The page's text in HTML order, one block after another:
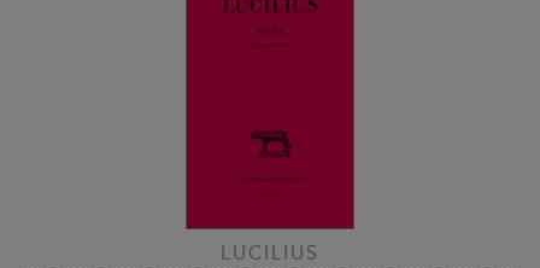
LUCILIUS